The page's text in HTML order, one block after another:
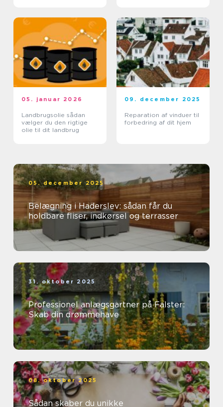
05. januar 2026
Landbrugsolie sådan
vælger du den rigtige
olie til dit landbrug
09. december 2025
Reparation af vinduer til
forbedring af dit hjem
05. december 2025
Belægning i Haderslev: sådan får du
holdbare fliser, indkørsel og terrasser
31. oktober 2025
Professionel anlægsgartner på Falster:
Skab din drømmehave
08. oktober 2025
Sådan skaber du unikke